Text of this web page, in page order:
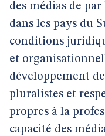
des médias de
dans les pays du
conditions
et
développement
pluralistes et
propres à la
capacité des